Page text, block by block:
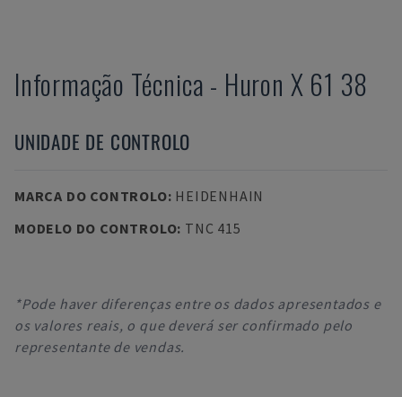
Informação Técnica - Huron X 61 38
UNIDADE DE CONTROLO
MARCA DO CONTROLO: HEIDENHAIN
MODELO DO CONTROLO: TNC 415
*Pode haver diferenças entre os dados apresentados e
os valores reais, o que deverá ser confirmado pelo
representante de vendas.